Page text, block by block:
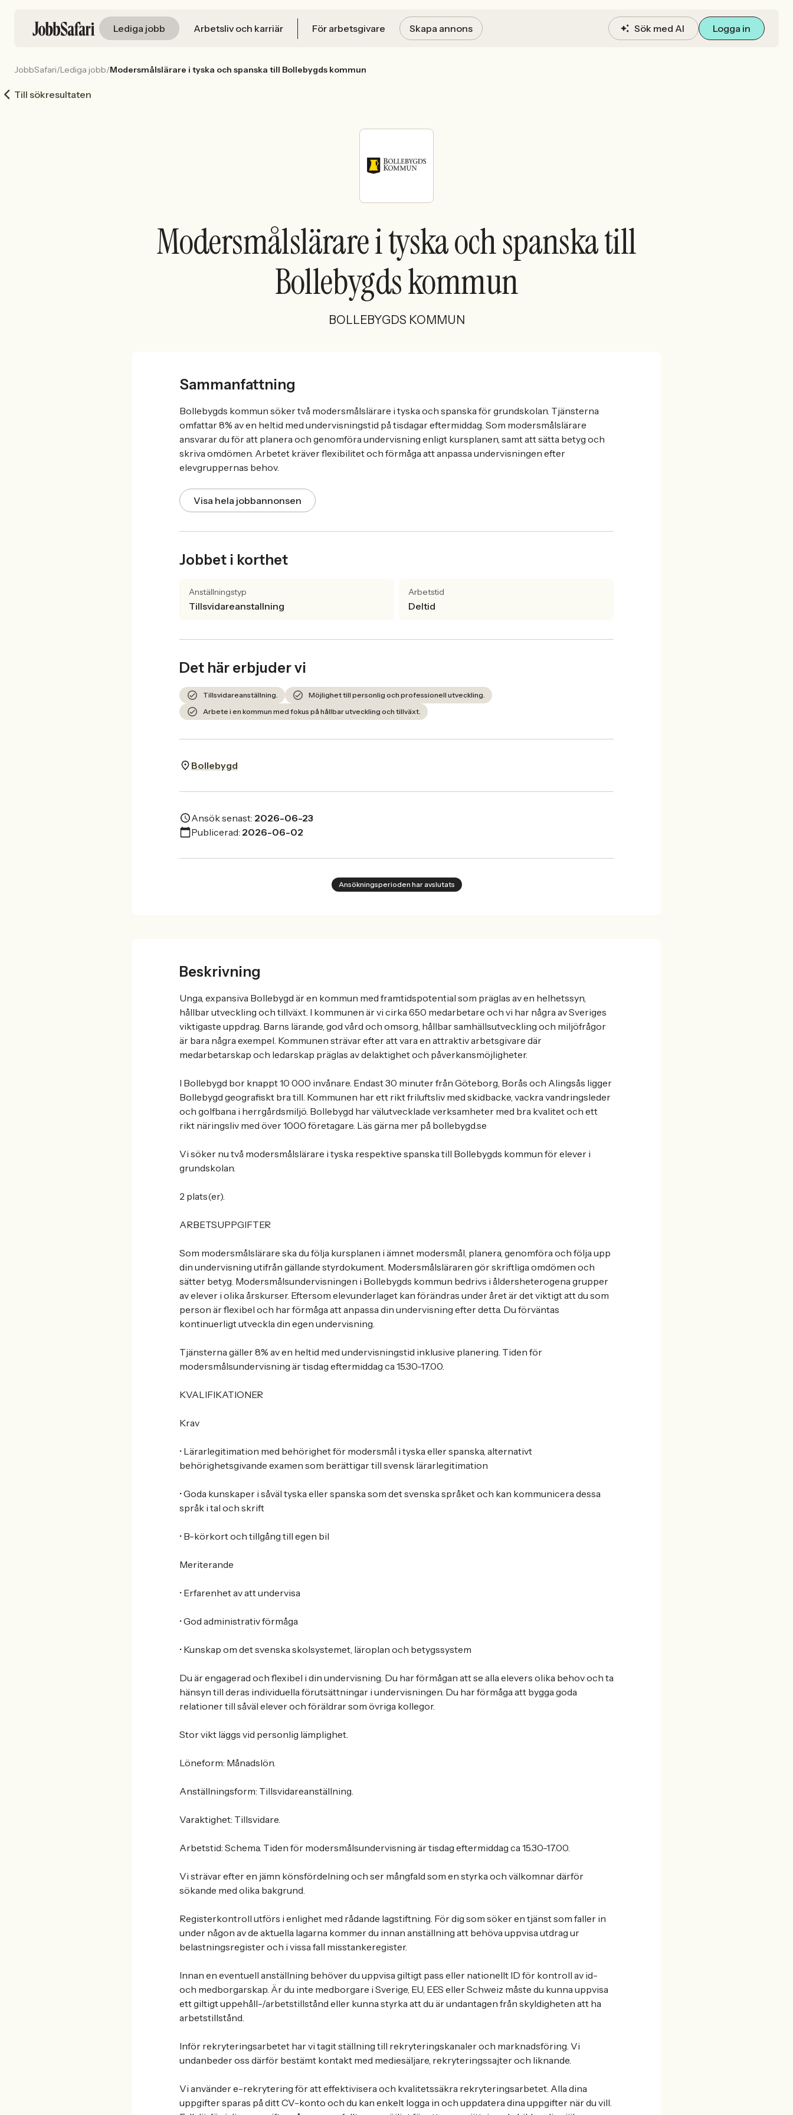
Lediga jobb Arbetsliv och karriär För arbetsgivare Skapa annons Sök med AI Logga in
JobbSafari/Lediga jobb/Modersmålslärare i tyska och spanska till Bollebygds kommun
Till sökresultaten
Modersmålslärare i tyska och spanska till
Bollebygds kommun
BOLLEBYGDS KOMMUN
Sammanfattning
Bollebygds kommun söker två modersmålslärare i tyska och spanska för grundskolan. Tjänsterna
omfattar 8% av en heltid med undervisningstid på tisdagar eftermiddag. Som modersmålslärare
ansvarar du för att planera och genomföra undervisning enligt kursplanen, samt att sätta betyg och
skriva omdömen. Arbetet kräver flexibilitet och förmåga att anpassa undervisningen efter
elevgruppernas behov.
Visa hela jobbannonsen
Jobbet i korthet
Anställningstyp
Tillsvidareanstallning
Arbetstid
Deltid
Det här erbjuder vi
Tillsvidareanställning.
Möjlighet till personlig och professionell utveckling.
Arbete i en kommun med fokus på hållbar utveckling och tillväxt.
Bollebygd
Ansök senast: 2026-06-23
Publicerad: 2026-06-02
Ansökningsperioden har avslutats
Beskrivning
Unga, expansiva Bollebygd är en kommun med framtidspotential som präglas av en helhetssyn,
hållbar utveckling och tillväxt. I kommunen är vi cirka 650 medarbetare och vi har några av Sveriges
viktigaste uppdrag. Barns lärande, god vård och omsorg, hållbar samhällsutveckling och miljöfrågor
är bara några exempel. Kommunen strävar efter att vara en attraktiv arbetsgivare där
medarbetarskap och ledarskap präglas av delaktighet och påverkansmöjligheter.
I Bollebygd bor knappt 10 000 invånare. Endast 30 minuter från Göteborg, Borås och Alingsås ligger
Bollebygd geografiskt bra till. Kommunen har ett rikt friluftsliv med skidbacke, vackra vandringsleder
och golfbana i herrgårdsmiljö. Bollebygd har välutvecklade verksamheter med bra kvalitet och ett
rikt näringsliv med över 1000 företagare. Läs gärna mer på bollebygd.se
Vi söker nu två modersmålslärare i tyska respektive spanska till Bollebygds kommun för elever i
grundskolan.
2 plats(er).
ARBETSUPPGIFTER
Som modersmålslärare ska du följa kursplanen i ämnet modersmål, planera, genomföra och följa upp
din undervisning utifrån gällande styrdokument. Modersmålsläraren gör skriftliga omdömen och
sätter betyg. Modersmålsundervisningen i Bollebygds kommun bedrivs i åldersheterogena grupper
av elever i olika årskurser. Eftersom elevunderlaget kan förändras under året är det viktigt att du som
person är flexibel och har förmåga att anpassa din undervisning efter detta. Du förväntas
kontinuerligt utveckla din egen undervisning.
Tjänsterna gäller 8% av en heltid med undervisningstid inklusive planering. Tiden för
modersmålsundervisning är tisdag eftermiddag ca 15.30-17.00.
KVALIFIKATIONER
Krav
• Lärarlegitimation med behörighet för modersmål i tyska eller spanska, alternativt
behörighetsgivande examen som berättigar till svensk lärarlegitimation
• Goda kunskaper i såväl tyska eller spanska som det svenska språket och kan kommunicera dessa
språk i tal och skrift
• B-körkort och tillgång till egen bil
Meriterande
• Erfarenhet av att undervisa
• God administrativ förmåga
• Kunskap om det svenska skolsystemet, läroplan och betygssystem
Du är engagerad och flexibel i din undervisning. Du har förmågan att se alla elevers olika behov och ta
hänsyn till deras individuella förutsättningar i undervisningen. Du har förmåga att bygga goda
relationer till såväl elever och föräldrar som övriga kollegor.
Stor vikt läggs vid personlig lämplighet.
Löneform: Månadslön.
Anställningsform: Tillsvidareanställning.
Varaktighet: Tillsvidare.
Arbetstid: Schema. Tiden för modersmålsundervisning är tisdag eftermiddag ca 15.30-17.00.
Vi strävar efter en jämn könsfördelning och ser mångfald som en styrka och välkomnar därför
sökande med olika bakgrund.
Registerkontroll utförs i enlighet med rådande lagstiftning. För dig som söker en tjänst som faller in
under någon av de aktuella lagarna kommer du innan anställning att behöva uppvisa utdrag ur
belastningsregister och i vissa fall misstankeregister.
Innan en eventuell anställning behöver du uppvisa giltigt pass eller nationellt ID för kontroll av id-
och medborgarskap. Är du inte medborgare i Sverige, EU, EES eller Schweiz måste du kunna uppvisa
ett giltigt uppehåll-/arbetstillstånd eller kunna styrka att du är undantagen från skyldigheten att ha
arbetstillstånd.
Inför rekryteringsarbetet har vi tagit ställning till rekryteringskanaler och marknadsföring. Vi
undanbeder oss därför bestämt kontakt med mediesäljare, rekryteringssajter och liknande.
Vi använder e-rekrytering för att effektivisera och kvalitetssäkra rekryteringsarbetet. Alla dina
uppgifter sparas på ditt CV-konto och du kan enkelt logga in och uppdatera dina uppgifter när du vill.